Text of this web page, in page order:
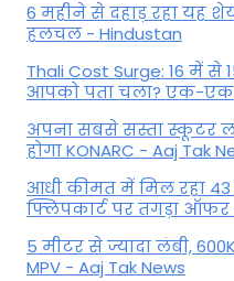
6 महीने से दहाड़ रहा यह
हलचल - Hindustan
Thali Cost Surge: 16 में
आपको पता चला? एक-एक
अपना सबसे सस्ता स्कूटर
होगा KONARC - Aaj Tak
आधी कीमत में मिल रहा 43
फ्लिपकार्ट पर तगड़ा ऑफर
5 मीटर से ज्यादा लंबी,
MPV - Aaj Tak News